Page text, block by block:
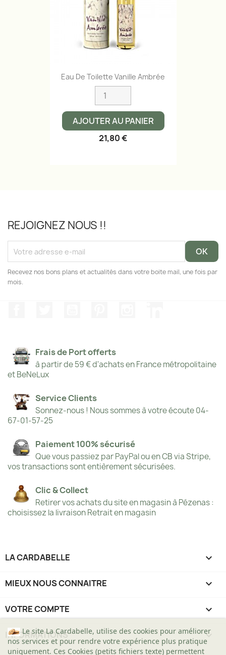
Eau De Toilette Vanille Ambrée
AJOUTER AU PANIER
21,80 €
REJOIGNEZ NOUS !!
Recevez nos bons plans et actualités dans votre boite mail, une fois par
mois.
Frais de Port offerts
à partir de 59 € d'achats en France métropolitaine
et BeNeLux
Service Clients
Sonnez-nous ! Nous sommes à votre écoute 04-
67-01-57-25
Paiement 100% sécurisé
Que vous passiez par PayPal ou en CB via Stripe,
vos transactions sont entièrement sécurisées.
Clic & Collect
Retirer vos achats du site en magasin à Pézenas :
choisissez la livraison Retrait en magasin
Le site La Cardabelle, utilise des cookies pour améliorer
nos services et pour rendre votre expérience plus pratique
uniquement. Ces Cookies (petits fichiers texte) permettent
LA CARDABELLE 
MIEUX NOUS CONNAITRE 
VOTRE COMPTE 
INFORMATIONS keyboard_arrow_down